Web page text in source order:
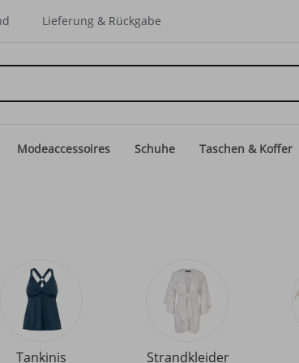
Lieferung & Rückgabe
Modeaccessoires Schuhe Taschen & Koffer
Tankinis Strandkleider